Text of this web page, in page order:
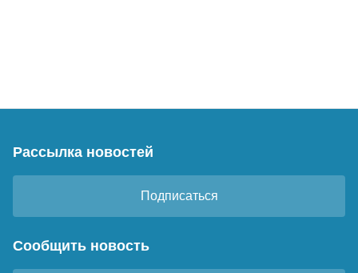
Рассылка новостей
Подписаться
Сообщить новость